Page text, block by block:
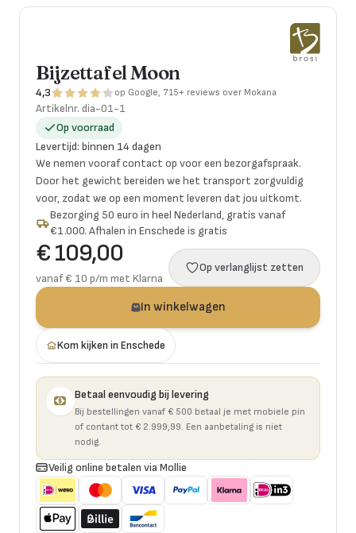
Bijzettafel Moon
4,3 op Google, 715+ reviews over Mokana
Artikelnr. dia-01-1
Op voorraad
Levertijd: binnen 14 dagen
We nemen vooraf contact op voor een bezorgafspraak.
Door het gewicht bereiden we het transport zorgvuldig
voor, zodat we op een moment leveren dat jou uitkomt.
Bezorging 50 euro in heel Nederland, gratis vanaf
€1.000. Afhalen in Enschede is gratis
€ 109,00
vanaf € 10 p/m met Klarna
Op verlanglijst zetten
In winkelwagen
Kom kijken in Enschede
Betaal eenvoudig bij levering
Bij bestellingen vanaf € 500 betaal je met mobiele pin
of contant tot € 2.999,99. Een aanbetaling is niet
nodig.
Veilig online betalen via Mollie